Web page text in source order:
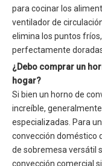
para cocinar los
ventilador de
elimina los puntos
perfectamente
¿Debo comprar un
hogar?
Si bien un horno de
increíble,
especializadas. Para
convección doméstico
de sobremesa versátil
convección comercial